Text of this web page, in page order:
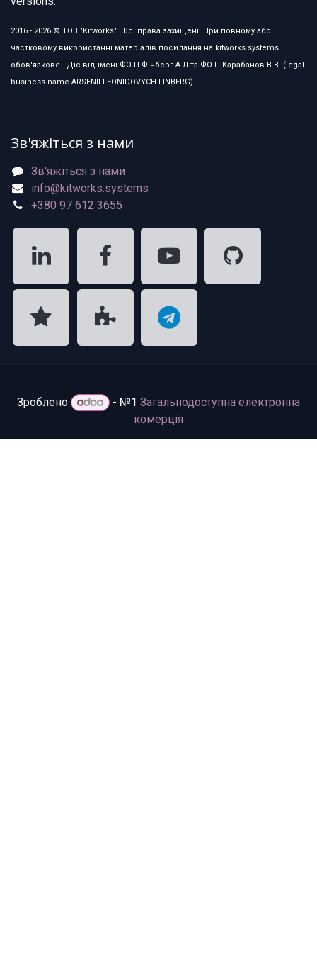
2016 - 2026 © ТОВ "Kitworks". Всі права захищені. При повному або
частковому використанні матеріалів посилання на kitworks.systems
обов'язкове. Діє від імені ФО-П Фінберг А.Л та ФО-П Карабанов В.В. (legal
business name ARSENII LEONIDOVYCH FINBERG)
Зв'яжіться з нами
Зв'яжіться з нами
info@kitworks.systems
+380 97 612 3655
Зроблено - №1 Загальнодоступна електронна
комерція